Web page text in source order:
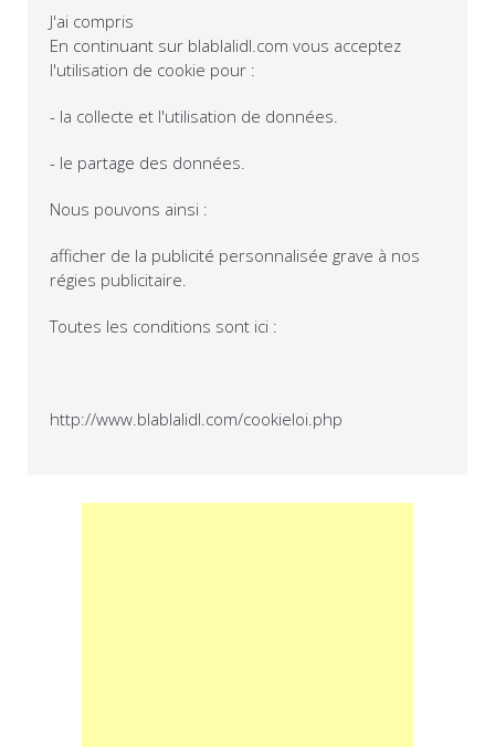
J'ai compris
En continuant sur blablalidl.com vous acceptez
l'utilisation de cookie pour :
- la collecte et l'utilisation de données.
- le partage des données.
Nous pouvons ainsi :
afficher de la publicité personnalisée grave à nos
régies publicitaire.
Toutes les conditions sont ici :
http://www.blablalidl.com/cookieloi.php